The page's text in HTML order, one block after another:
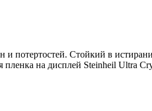
потертостей. Стойкий в
на дисплей Steinheil Ultra